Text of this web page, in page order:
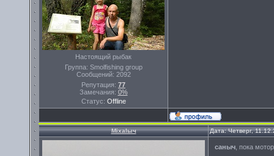
Настоящий рыбак
Группа: Smolfishing group
Сообщений: 2092
Репутация: 77
Замечания: 0%
Статус: Offline
Miхalыч Дата: Четверг,
саныч , пока